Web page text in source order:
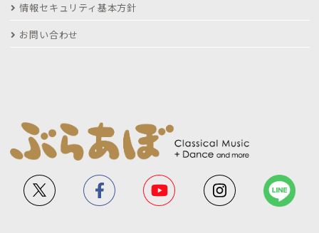
情報セキュリティ基本方針
お問い合わせ